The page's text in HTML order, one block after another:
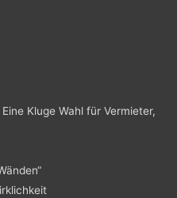
Kluge Wahl für Vermieter,